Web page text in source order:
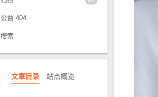
公益 404
搜索
文章目录 站点概览